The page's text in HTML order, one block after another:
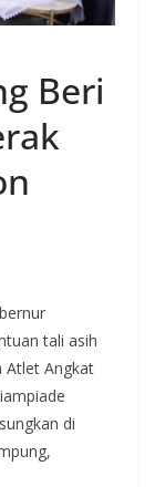
Beri
tali asih
Atlet Angkat
di